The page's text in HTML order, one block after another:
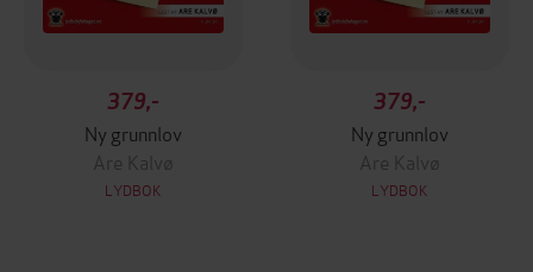
379,-
Ny grunnlov
Are Kalvø
LYDBOK
379,-
Ny grunnlov
Are Kalvø
LYDBOK